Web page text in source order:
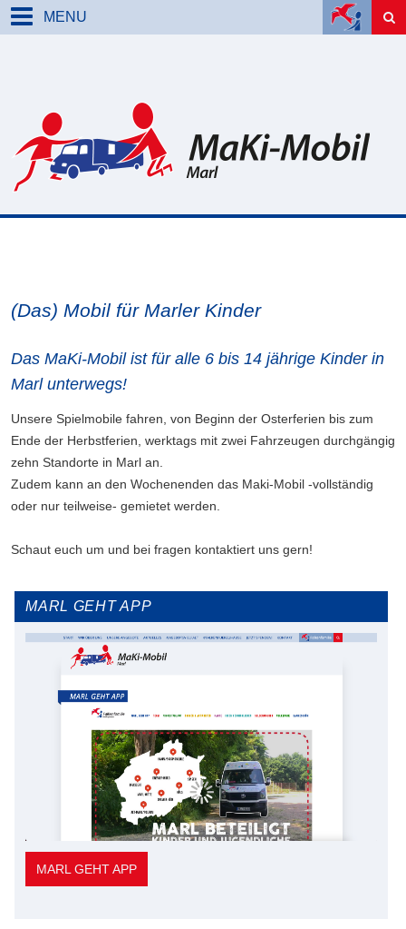
MENU
(Das) Mobil für Marler Kinder
Das MaKi-Mobil ist für alle 6 bis 14 jährige Kinder in
Marl unterwegs!
Unsere Spielmobile fahren, von Beginn der Osterferien bis zum
Ende der Herbstferien, werktags mit zwei Fahrzeugen durchgängig
zehn Standorte in Marl an.
Zudem kann an den Wochenenden das Maki-Mobil -vollständig
oder nur teilweise- gemietet werden.
Schaut euch um und bei fragen kontaktiert uns gern!
MARL GEHT APP
MARL GEHT APP